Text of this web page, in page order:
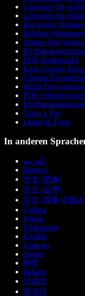
Generator für
Generator für
Die besten
Roboter-
Anime-Text
KI-
PDF-Audioreader
Kann Google Docs
Chrome-
Hindi-Text vorlesen
PDF vorlesen
KI-
Texto a Voz
Leitor de Texto
In anderen
العربية
Magyar
中文 (简体)
中文 (台灣)
中文 (简体 中国
Čeština
Dansk
Nederlands
English
Français
Suomi
हिन्दी
Italiano
日本語
한국어